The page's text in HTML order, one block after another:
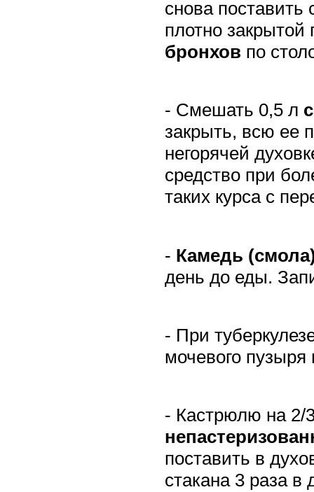
снова поставить
плотно
бронхов по
- Смешать 0,5 л
закрыть, всю ее
негорячей
средство при
таких курса с
- Камедь
день до еды.
- При
мочевого
- Кастрюлю на 2/
поставить в
стакана 3 раза